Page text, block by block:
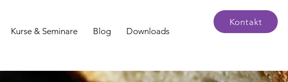
Kontakt
Kurse & Seminare Blog Downloads